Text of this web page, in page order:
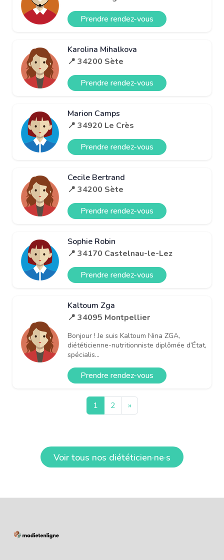
Prendre rendez-vous
Karolina Mihalkova
📍 34200 Sète
Prendre rendez-vous
Marion Camps
📍 34920 Le Crès
Prendre rendez-vous
Cecile Bertrand
📍 34200 Sète
Prendre rendez-vous
Sophie Robin
📍 34170 Castelnau-le-Lez
Prendre rendez-vous
Kaltoum Zga
📍 34095 Montpellier
Bonjour ! Je suis Kaltoum Nina ZGA,
diététicienne-nutritionniste diplômée d’État,
spécialis...
Prendre rendez-vous
1 2 »
Voir tous nos diététicien·ne·s